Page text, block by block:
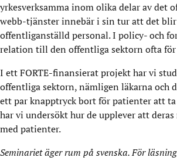
yrkesverksamma inom olika delar av
webb-tjänster innebär i sin tur att det
offentliganställd personal. I policy- och
relation till den offentliga sektorn ofta för
I ett FORTE-finansierat projekt har vi
offentliga sektorn, nämligen läkarna och
ett par knapptryck bort för patienter att
har vi undersökt hur de upplever att
med patienter.
Seminariet äger rum på svenska. För